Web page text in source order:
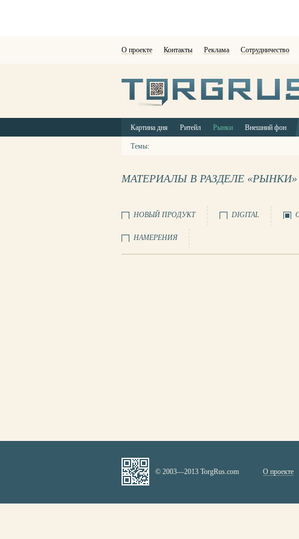
О проекте Контакты Реклама Сотрудничество
Картина дня Ритейл Рынки Внешний фон
Темы:
МАТЕРИАЛЫ В РАЗДЕЛЕ «РЫНКИ»
НОВЫЙ ПРОДУКТ DIGITAL
НАМЕРЕНИЯ
© 2003—2013 TorgRus.com О проекте